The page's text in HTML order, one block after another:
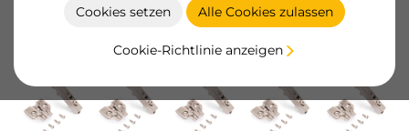
Cookies setzen Alle Cookies zulassen
Cookie-Richtlinie anzeigen